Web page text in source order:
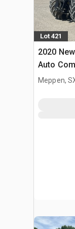
Lot 421
2020
Auto
Agrícola
Meppen,